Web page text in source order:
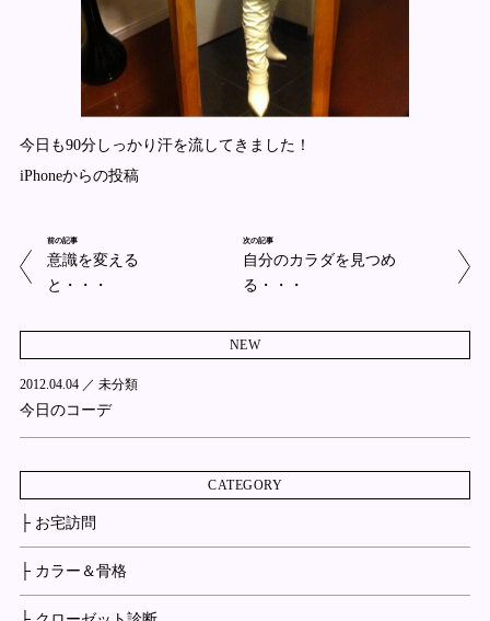
今日も90分しっかり汗を流してきました！
iPhoneからの投稿
前の記事
意識を変える
と・・・
次の記事
自分のカラダを見つめ
る・・・
NEW
2012.04.04 ／ 未分類
今日のコーデ
CATEGORY
├ お宅訪問
├ カラー＆骨格